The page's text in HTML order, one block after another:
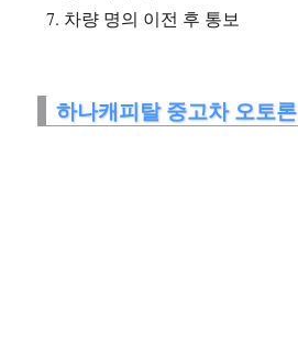
차량 명의 이전 후 통보
하나캐피탈 중고차 오토론